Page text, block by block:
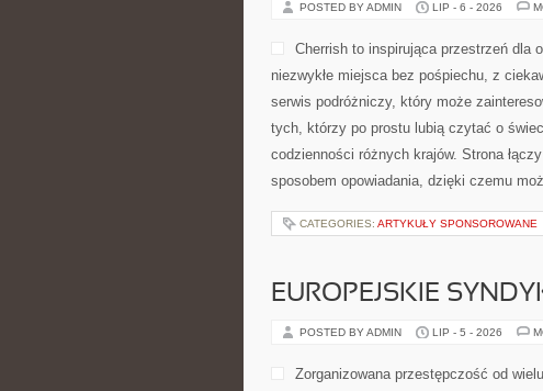
POSTED BY ADMIN LIP - 6 - 2026
Cherrish to inspirująca przestrzeń dla
niezwykłe miejsca bez pośpiechu, z
serwis podróżniczy, który może
tych, którzy po prostu lubią czytać o
codzienności różnych krajów. Strona
sposobem opowiadania, dzięki czemu
CATEGORIES: ARTYKUŁY SPONSOROWANE
EUROPEJSKIE
POSTED BY ADMIN LIP - 5 - 2026
Zorganizowana przestępczość od